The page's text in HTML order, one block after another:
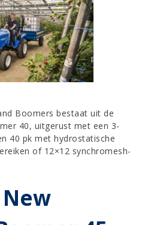
Boomers bestaat uit de
40, uitgerust met een 3-
40 pk met hydrostatische
of 12×12 synchromesh-
New